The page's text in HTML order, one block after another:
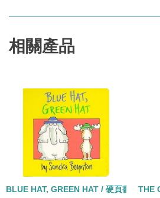
相關產品
BLUE HAT, GREEN HAT / 硬頁書 THE